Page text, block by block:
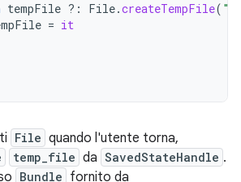
tempFile ?: File.createTempFile(
= it
File quando l'utente torna,
temp_file da SavedStateHandle .
Bundle fornito da